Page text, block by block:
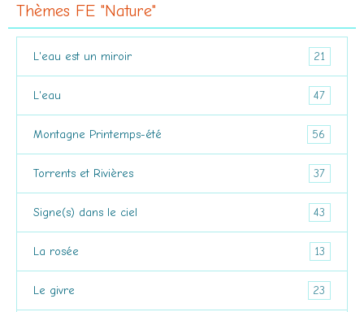
Thèmes FE "Nature"
L'eau est un miroir 21
L'eau 47
Montagne Printemps-été 56
Torrents et Rivières 37
Signe(s) dans le ciel 43
La rosée 13
Le givre 23